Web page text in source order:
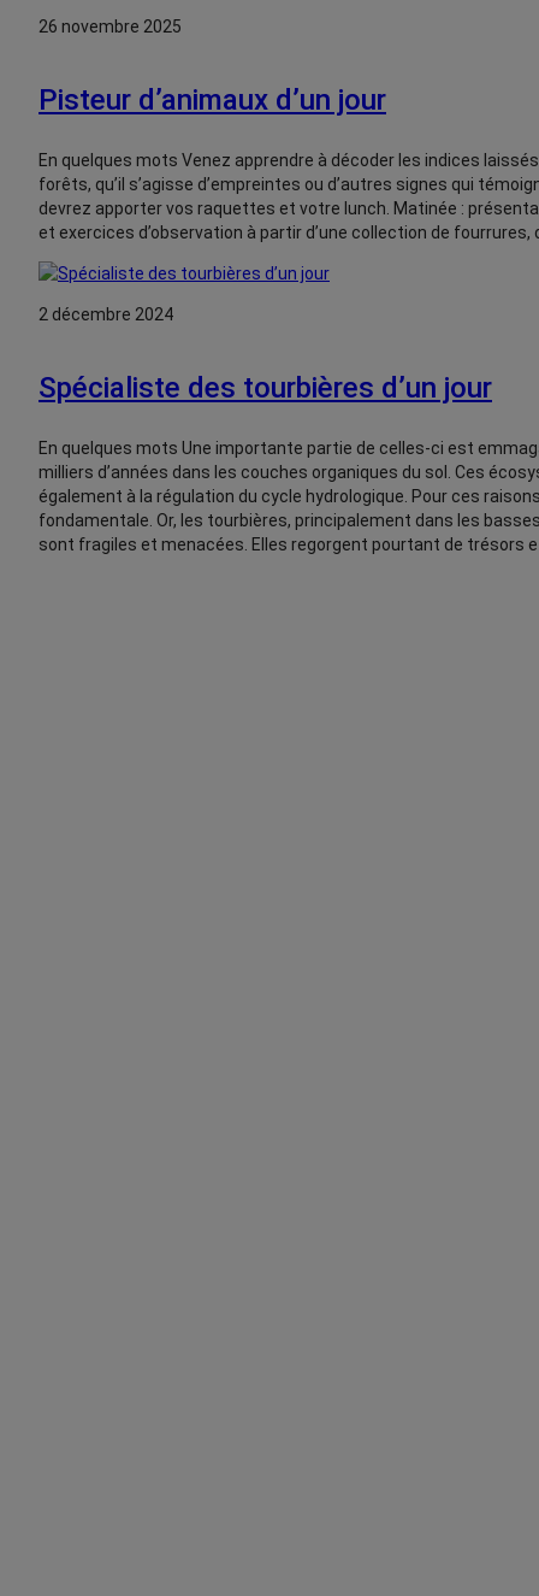
26 novembre 2025
Pisteur d’animaux d’un jour
En quelques mots Venez apprendre à décoder les indices
forêts, qu’il s’agisse d’empreintes ou d’autres signes qui
devrez apporter vos raquettes et votre lunch. Matinée :
et exercices d’observation à partir d’une collection de
2 décembre 2024
Spécialiste des tourbières d’un jour
En quelques mots Une importante partie de celles-ci est
milliers d’années dans les couches organiques du sol. Ces
également à la régulation du cycle hydrologique. Pour ces
fondamentale. Or, les tourbières, principalement dans les
sont fragiles et menacées. Elles regorgent pourtant de trésors